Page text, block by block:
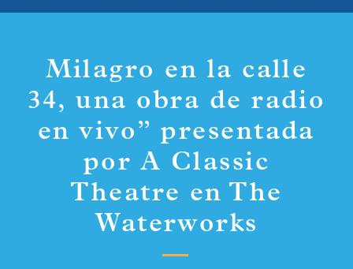
Milagro en la calle
34, una obra de radio
en vivo” presentada
por A Classic
Theatre en The
Waterworks